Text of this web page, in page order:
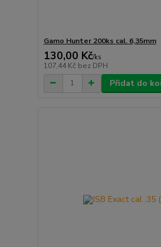
Gamo Hunter 200ks cal. 6,35mm
130,00 Kč/ks
107,44 Kč bez DPH
Přidat do